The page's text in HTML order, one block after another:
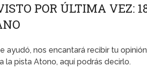
POR ÚLTIMA VEZ:
ayudó, nos encantará recibir tu
la pista Atono, aquí podrás decirlo.